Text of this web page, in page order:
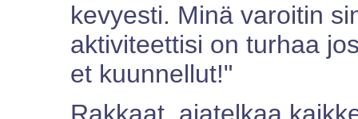
kevyesti. Minä varoitin
aktiviteettisi on turhaa
et kuunnellut!"